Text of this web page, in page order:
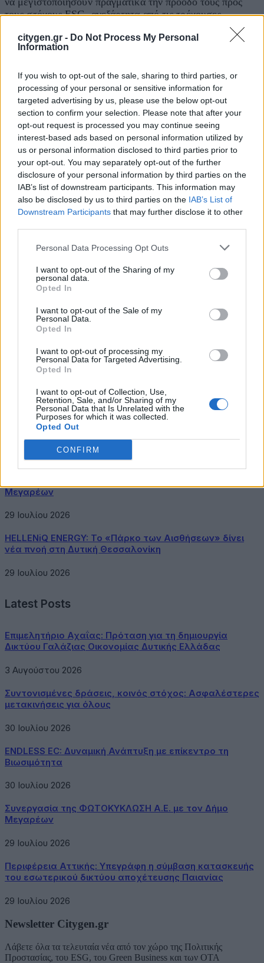
citygen.gr - Do Not Process My Personal
Information
If you wish to opt-out of the sale, sharing to third parties, or
processing of your personal or sensitive information for
targeted advertising by us, please use the below opt-out
section to confirm your selection. Please note that after your
opt-out request is processed you may continue seeing
interest-based ads based on personal information utilized by
us or personal information disclosed to third parties prior to
your opt-out. You may separately opt-out of the further
disclosure of your personal information by third parties on the
IAB’s list of downstream participants. This information may
also be disclosed by us to third parties on the IAB’s List of
Downstream Participants that may further disclose it to other
Personal Data Processing Opt Outs
I want to opt-out of the Sharing of my
personal data.
Opted In
I want to opt-out of the Sale of my
Personal Data.
Opted In
I want to opt-out of processing my
Personal Data for Targeted Advertising.
Opted In
I want to opt-out of Collection, Use,
Retention, Sale, and/or Sharing of my
Personal Data that Is Unrelated with the
Purposes for which it was collected.
Opted Out
CONFIRM
τους στόχους ESG, ανεξάρτητα από τις τρέχουσες
Ωστόσο, η έρευνα διαπίστωσε επίσης ότι οι εκδότες
ανάπτυξη της ανακύκλωσης καρτών σε διάφορες
γεωγραφικές τοποθεσίες. Με το κλείσιμο των τραπεζικών
καταστημάτων και την αυξανόμενη δύναμη των ψηφιακών
εκδοτών, ο εντοπισμός κατάλληλων φυσικών χώρων για
τα σημεία ανακύκλωσης θα απαιτήσει συνεργασίες με
δίκτυα συλλογής.
Ο συγγραφέας της έρευνας, Nick Maynard, εξήγησε:
“Μόνο συνεργαζόμενοι με δίκτυα τρίτων, όπως
καταστήματα λιανικής πώλησης και ταχυδρομεία, οι
εκδότες καρτών θα μπορούν να φτάσουν στους πελάτες
τους με αποτελεσματικές επιλογές ανακύκλωσης. Ακόμα
δεδομένου ότι οι κάρτες περιέχουν εξαιρετικά ευαίσθητες
ασφαλείας, καθώς και εκπαίδευση των πελατών για να
επιτευχθεί σημαντική διαφορά”.
Πιστωτικές Κάρτες
Λασκούδης Αθανάσιος
Σχετικά Άρθρα
ENDLESS EC: Δυναμική Ανάπτυξη με επίκεντρο τη
Βιωσιμότητα
30 Ιουλίου 2026
Μεγαρέων
29 Ιουλίου 2026
HELLENiQ ENERGY: Το «Πάρκο των Αισθήσεων» δίνει
νέα πνοή στη Δυτική Θεσσαλονίκη
29 Ιουλίου 2026
Latest Posts
Επιμελητήριο Αχαΐας: Πρόταση για τη δημιουργία
Δικτύου Γαλάζιας Οικονομίας Δυτικής Ελλάδας
3 Αυγούστου 2026
Συντονισμένες δράσεις, κοινός στόχος: Ασφαλέστερες
μετακινήσεις για όλους
30 Ιουλίου 2026
ENDLESS EC: Δυναμική Ανάπτυξη με επίκεντρο τη
Βιωσιμότητα
30 Ιουλίου 2026
Συνεργασία της ΦΩΤΟΚΥΚΛΩΣΗ Α.Ε. με τον Δήμο
Μεγαρέων
29 Ιουλίου 2026
Περιφέρεια Αττικής: Υπεγράφη η σύμβαση κατασκευής
του εσωτερικού δικτύου αποχέτευσης Παιανίας
29 Ιουλίου 2026
Newsletter Citygen.gr
Λάβετε όλα τα τελευταία νέα από τον χώρο της Πολιτικής
Προστασίας, του ESG, του Green Business και των ΟΤΑ